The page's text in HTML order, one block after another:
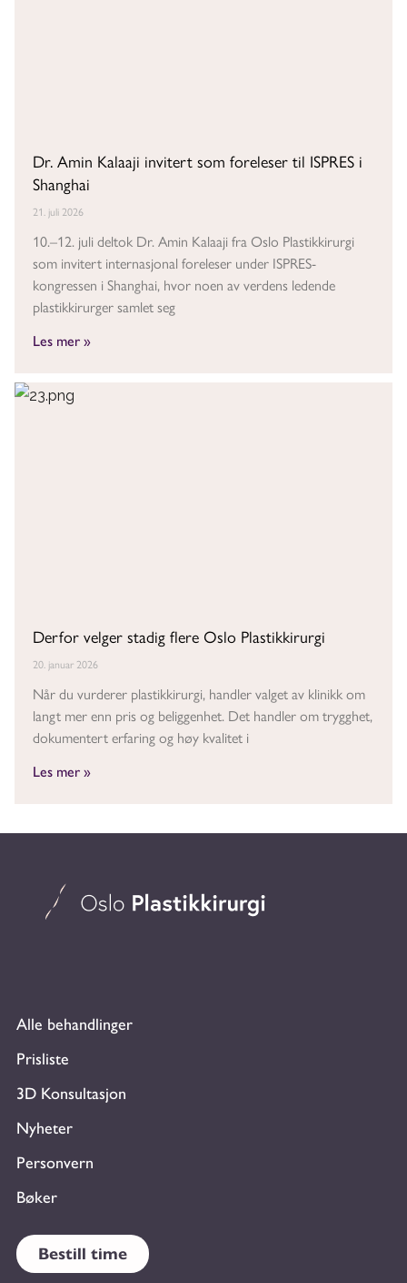
Dr. Amin Kalaaji invitert som foreleser til ISPRES i
Shanghai
21. juli 2026
10.–12. juli deltok Dr. Amin Kalaaji fra Oslo Plastikkirurgi
som invitert internasjonal foreleser under ISPRES-
kongressen i Shanghai, hvor noen av verdens ledende
plastikkirurger samlet seg
Les mer »
Derfor velger stadig flere Oslo Plastikkirurgi
20. januar 2026
Når du vurderer plastikkirurgi, handler valget av klinikk om
langt mer enn pris og beliggenhet. Det handler om trygghet,
dokumentert erfaring og høy kvalitet i
Les mer »
Alle behandlinger
Prisliste
3D Konsultasjon
Nyheter
Personvern
Bøker
Bestill time